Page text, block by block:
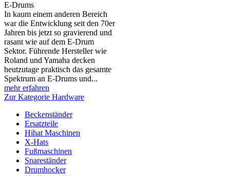
E-Drums
In kaum einem anderen Bereich
war die Entwicklung seit den 70er
Jahren bis jetzt so gravierend und
rasant wie auf dem E-Drum
Sektor. Führende Hersteller wie
Roland und Yamaha decken
heutzutage praktisch das gesamte
Spektrum an E-Drums und...
mehr erfahren
Zur Kategorie Hardware
Beckenständer
Ersatzteile
Hihat Maschinen
X-Hats
Fußmaschinen
Snareständer
Drumhocker